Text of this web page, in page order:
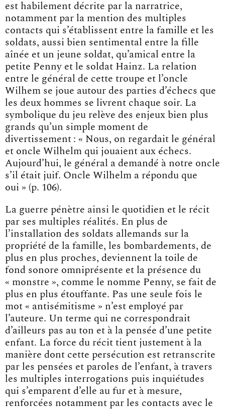
est habilement décrite par la narratrice,
notamment par la mention des multiples
contacts qui s’établissent entre la famille et les
soldats, aussi bien sentimental entre la fille
aînée et un jeune soldat, qu’amical entre la
petite Penny et le soldat Hainz. La relation
entre le général de cette troupe et l’oncle
Wilhem se joue autour des parties d’échecs que
les deux hommes se livrent chaque soir. La
symbolique du jeu relève des enjeux bien plus
grands qu’un simple moment de
divertissement : « Nous, on regardait le général
et oncle Wilhelm qui jouaient aux échecs.
Aujourd’hui, le général a demandé à notre oncle
s’il était juif. Oncle Wilhelm a répondu que
oui » (p. 106).
La guerre pénètre ainsi le quotidien et le récit
par ses multiples réalités. En plus de
l’installation des soldats allemands sur la
propriété de la famille, les bombardements, de
plus en plus proches, deviennent la toile de
fond sonore omniprésente et la présence du
« monstre », comme le nomme Penny, se fait de
plus en plus étouffante. Pas une seule fois le
mot « antisémitisme » n’est employé par
l’auteure. Un terme qui ne correspondrait
d’ailleurs pas au ton et à la pensée d’une petite
enfant. La force du récit tient justement à la
manière dont cette persécution est retranscrite
par les pensées et paroles de l’enfant, à travers
les multiples interrogations puis inquiétudes
qui s’emparent d’elle au fur et à mesure,
renforcées notamment par les contacts avec le